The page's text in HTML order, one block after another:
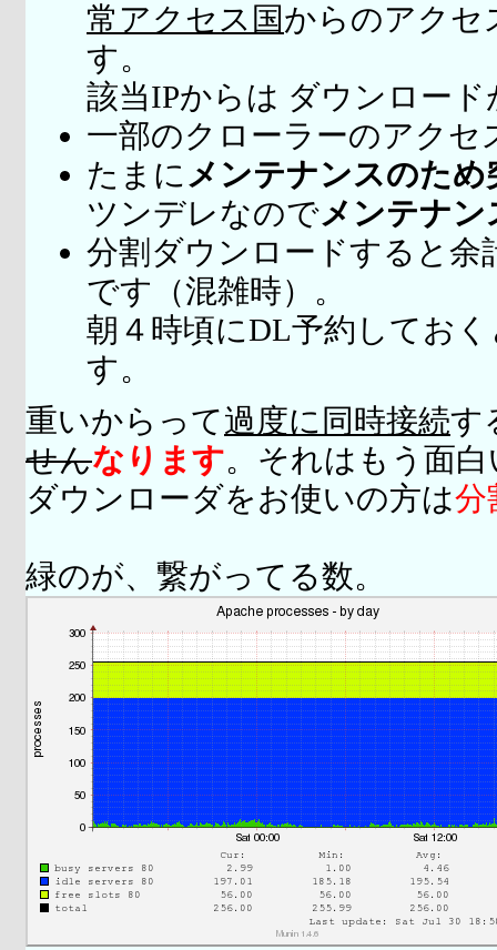
常アクセス国からのアクセ
す。
該当IPからは ダウンロー
一部のクローラーのアクセ
たまに メンテナンスのため
ツンデレなのでメンテナ
分割ダウンロードすると余
です（混雑時）。
朝４時頃にDL予約してお
す。
重いからって過度に同時接続す
せんなります。それはもう面
ダウンローダをお使いの方は分
緑のが、繋がってる数。